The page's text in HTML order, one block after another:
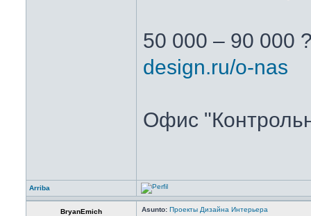
50 000 – 90 000
design.ru/o-nas
Офис
Arriba
BryanEmich Asunto: Проекты Дизайна Интерьера